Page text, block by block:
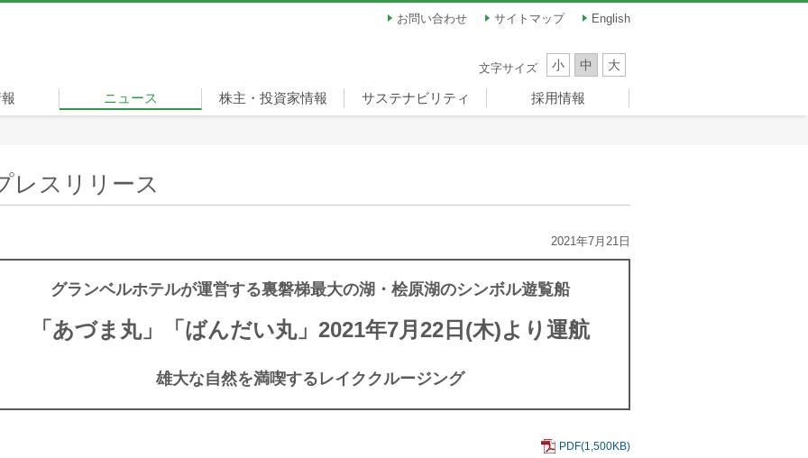
お問い合わせ サイトマップ English
文字サイズ 小 中 大
ニュース 株主・投資家情報 サステナビリティ 採用情報
レスリリース
2021年7月21日
グランベルホテルが運営する裏磐梯最大の湖・桧原湖のシンボル遊覧船
「あづま丸」「ばんだい丸」2021年7月22日(木)より運航
雄大な自然を満喫するレイククルージング
PDF(1,500KB)